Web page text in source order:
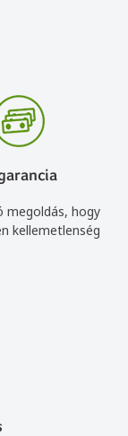
megoldás, hogy
kellemetlenség